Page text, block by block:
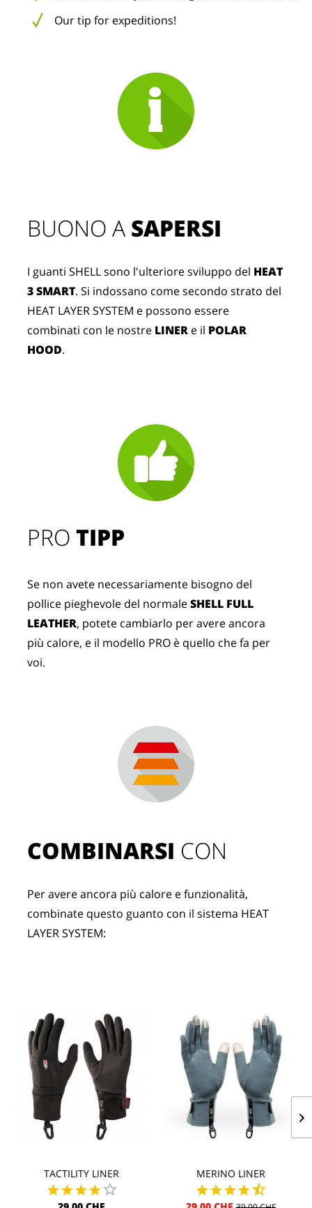
Our tip for expeditions!
PROTIPP
Se non avete necessariamente bisogno del
pollice pieghevole del normaleSHELL FULL
LEATHER, potete cambiarlo per avere ancora
più calore, e il modello PRO è quello che fa per
voi.
BUONO A SAPERSI
I guanti SHELL sono l'ulteriore sviluppo del HEAT
3 SMART. Si indossano come secondo strato del
HEAT LAYER SYSTEM e possono essere
combinati con le nostre LINER e il POLAR
HOOD.
TACTILITY LINER MERINO LINER
COMBINARSI CON
Per avere ancora più calore e funzionalità,
combinate questo guanto con il sistema HEAT
LAYER SYSTEM: